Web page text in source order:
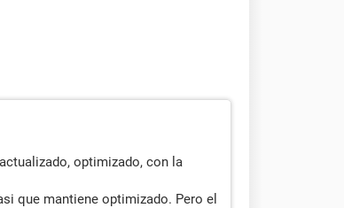
optimizado, con la
que mantiene optimizado. Pero el